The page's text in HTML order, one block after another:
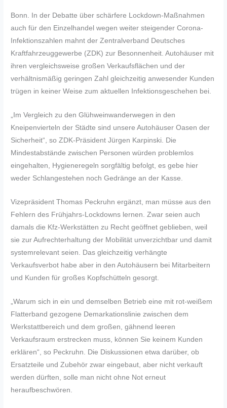
Bonn. In der Debatte über schärfere Lockdown-Maßnahmen
auch für den Einzelhandel wegen weiter steigender Corona-
Infektionszahlen mahnt der Zentralverband Deutsches
Kraftfahrzeuggewerbe (ZDK) zur Besonnenheit. Autohäuser mit
ihren vergleichsweise großen Verkaufsflächen und der
verhältnismäßig geringen Zahl gleichzeitig anwesender Kunden
trügen in keiner Weise zum aktuellen Infektionsgeschehen bei.
„Im Vergleich zu den Glühweinwanderwegen in den
Kneipenvierteln der Städte sind unsere Autohäuser Oasen der
Sicherheit“, so ZDK-Präsident Jürgen Karpinski. Die
Mindestabstände zwischen Personen würden problemlos
eingehalten, Hygieneregeln sorgfältig befolgt, es gebe hier
weder Schlangestehen noch Gedränge an der Kasse.
Vizepräsident Thomas Peckruhn ergänzt, man müsse aus den
Fehlern des Frühjahrs-Lockdowns lernen. Zwar seien auch
damals die Kfz-Werkstätten zu Recht geöffnet geblieben, weil
sie zur Aufrechterhaltung der Mobilität unverzichtbar und damit
systemrelevant seien. Das gleichzeitig verhängte
Verkaufsverbot habe aber in den Autohäusern bei Mitarbeitern
und Kunden für großes Kopfschütteln gesorgt.
„Warum sich in ein und demselben Betrieb eine mit rot-weißem
Flatterband gezogene Demarkationslinie zwischen dem
Werkstattbereich und dem großen, gähnend leeren
Verkaufsraum erstrecken muss, können Sie keinem Kunden
erklären“, so Peckruhn. Die Diskussionen etwa darüber, ob
Ersatzteile und Zubehör zwar eingebaut, aber nicht verkauft
werden dürften, solle man nicht ohne Not erneut
heraufbeschwören.